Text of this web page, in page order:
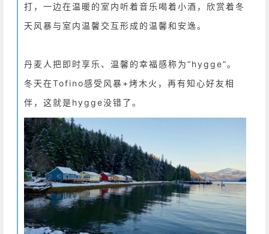
打，一边在温暖的室内听着音乐喝着小酒，欣赏着冬
天风暴与室内温馨交互形成的温馨和安逸。
丹麦人把即时享乐、温馨的幸福感称为“hygge”。
冬天在Tofino感受风暴+烤木火，再有知心好友相
伴，这就是hygge没错了。